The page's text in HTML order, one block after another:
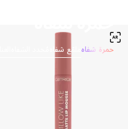
حمرة شفاه ملمّع شفاه